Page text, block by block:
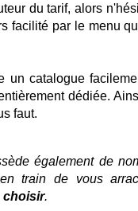
du tarif, alors
facilité par le menu
un catalogue
dédiée.
faut.
également de
en train de vous
choisir.